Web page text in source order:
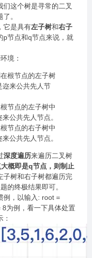
们这个树是寻常的二叉
。
它是具有左子树和右子
p节点和q节点来说，就
境：
根节点的左子树
迩来公共先人节
节点的左子树中
公共先人节点。
节点的右子树中
公共先人节点。
深度遍历来遍历二叉树
概即是q节点，则制止
子树和右子树都遍历完
的终极结果即可。
例，以输入: root =
为例，看一下具体处置